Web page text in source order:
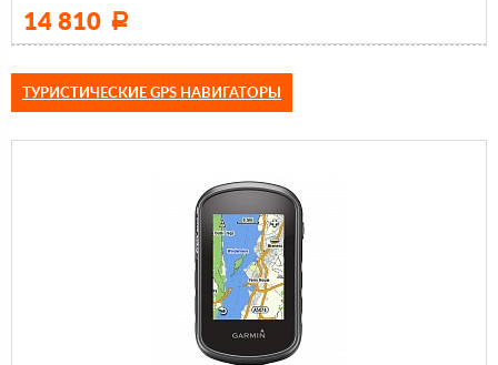
14 810 Р
ТУРИСТИЧЕСКИЕ GPS НАВИГАТОРЫ